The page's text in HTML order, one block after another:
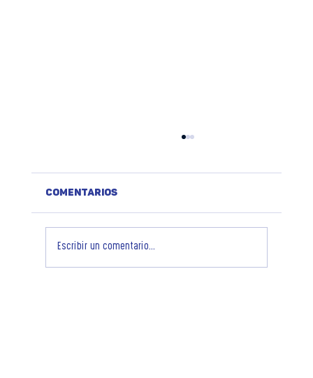
Comentarios
Escribir un comentario...